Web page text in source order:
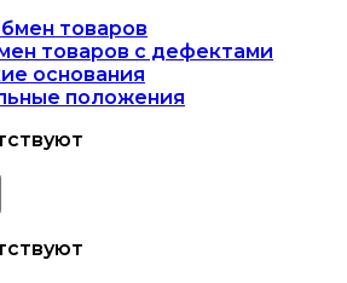
товаров
товаров с дефектами
основания
положения